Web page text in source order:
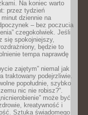
Na koniec warto
przez tydzień
dziennie na
– bez poczucia
czegokolwiek. Jeśli
się spokojniejszy,
będzie to
tempa naprawdę
zajętym” niemal jak
traktowany podejrzliwie.
popołudnie, szybko
nic nie robisz?”.
może być
kreatywność i
Sztuka świadomego